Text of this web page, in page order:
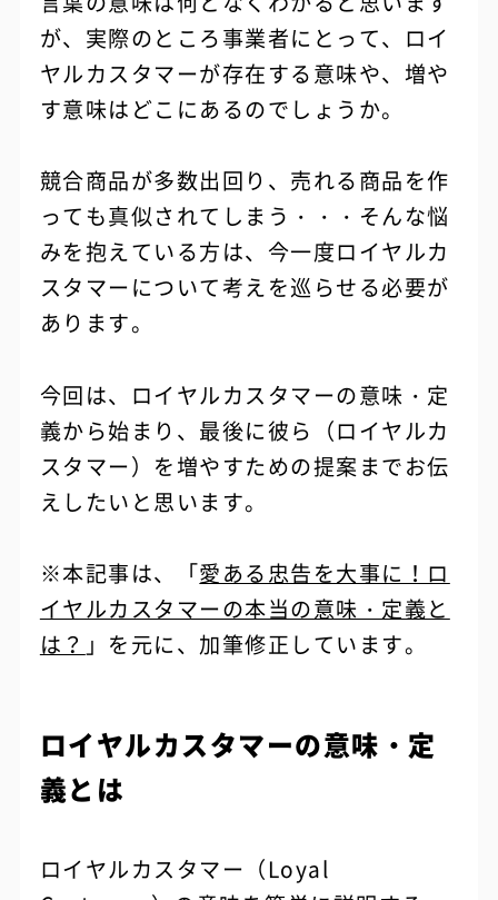
が、実際のところ事業者にとって、ロイ
ヤルカスタマーが存在する意味や、増や
す意味はどこにあるのでしょうか。
競合商品が多数出回り、売れる商品を作
っても真似されてしまう・・・そんな悩
みを抱えている方は、今一度ロイヤルカ
スタマーについて考えを巡らせる必要が
あります。
今回は、ロイヤルカスタマーの意味・定
義から始まり、最後に彼ら（ロイヤルカ
スタマー）を増やすための提案までお伝
えしたいと思います。
※本記事は、「愛ある忠告を大事に！ロ
イヤルカスタマーの本当の意味・定義と
は？ 」を元に、加筆修正しています。
ロイヤルカスタマーの意味・定
義とは
ロイヤルカスタマー（Loyal